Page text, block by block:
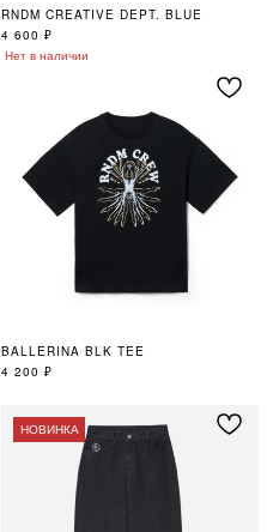
RNDM CREATIVE DEPT. BLUE
4 600 ₽
Нет в наличии
BALLERINA BLK TEE
4 200 ₽
НОВИНКА